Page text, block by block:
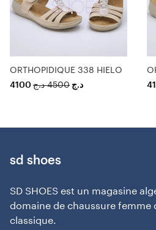
ORTHOPIDIQUE 338 HIELO
4100
د.ج 4500 د.ج
sd shoes
SD SHOES est un magasine
domaine de chaussure femme
classique.